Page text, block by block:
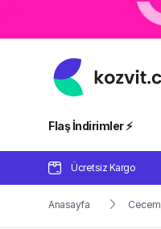
Flaş İndirimler ⚡️
Ücretsiz Kargo
Anasayfa